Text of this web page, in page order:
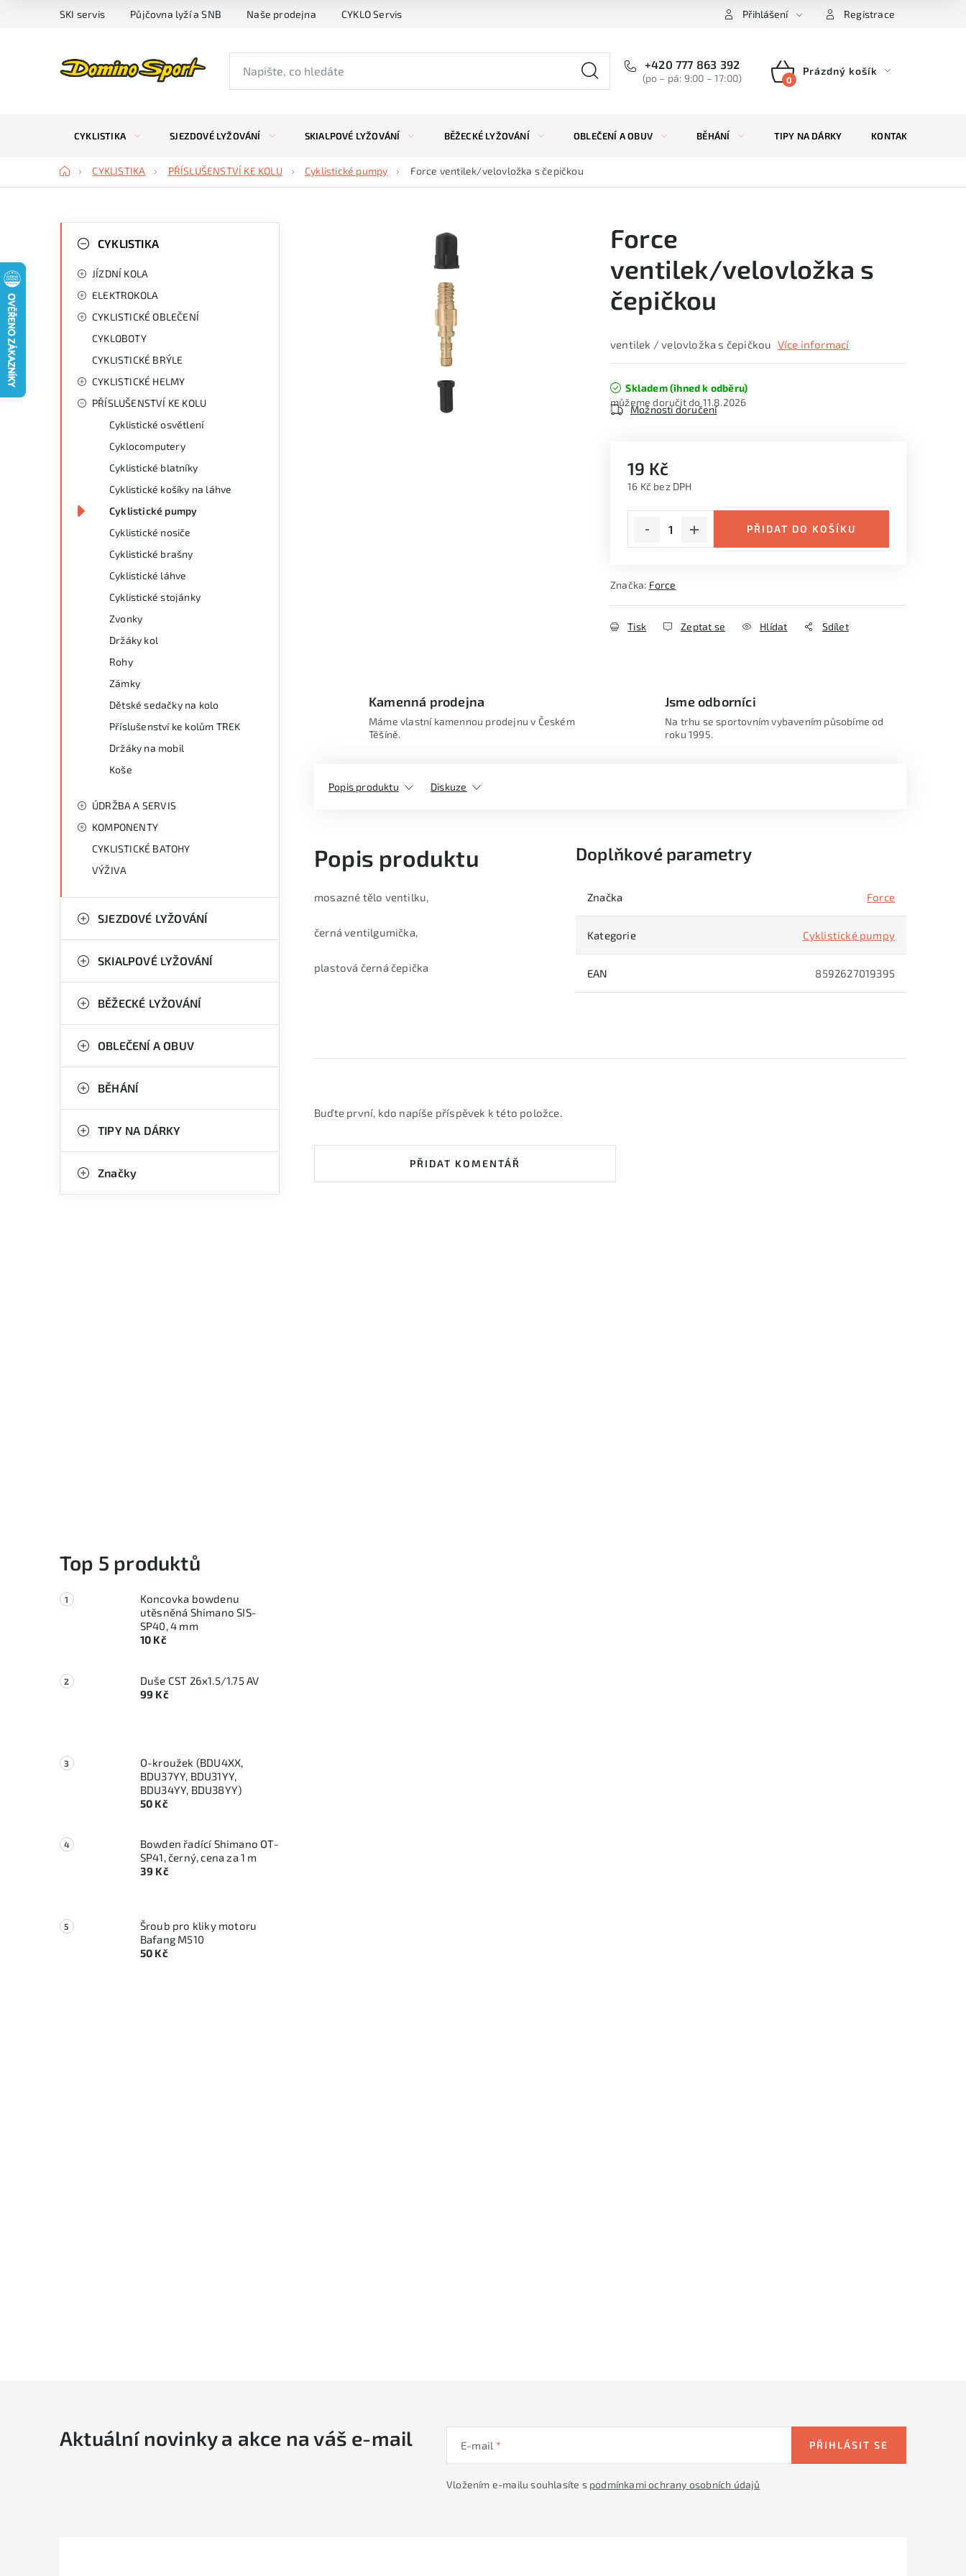
SKI servis Půjčovna lyží a SNB Naše prodejna CYKLO Servis Přihlášení Registrace
+420 777 863 392
(po – pá: 9:00 – 17:00)
NÁKUPNÍ
Prázdný košík
CYKLISTIKA SJEZDOVÉ LYŽOVÁNÍ SKIALPOVÉ LYŽOVÁNÍ BĚŽECKÉ LYŽOVÁNÍ OBLEČENÍ A OBUV BĚHÁNÍ TIPY NA DÁRKY KONTAKTY
DomůCYKLISTIKA PŘÍSLUŠENSTVÍ KE KOLU Cyklistické pumpy Force ventilek/velovložka s čepičkou
kategorieCYKLISTIKA
JÍZDNÍ KOLA
ELEKTROKOLA
CYKLISTICKÉ OBLEČENÍ
CYKLOBOTY
CYKLISTICKÉ BRÝLE
CYKLISTICKÉ HELMY
PŘÍSLUŠENSTVÍ KE KOLU
Cyklistické osvětlení
Cyklocomputery
Cyklistické blatníky
Cyklistické košíky na láhve
Cyklistické pumpy
Cyklistické nosiče
Cyklistické brašny
Cyklistické láhve
Cyklistické stojánky
Zvonky
Držáky kol
Rohy
Zámky
Dětské sedačky na kolo
Příslušenství ke kolům TREK
Držáky na mobil
Koše
ÚDRŽBA A SERVIS
KOMPONENTY
CYKLISTICKÉ BATOHY
VÝŽIVA
SJEZDOVÉ LYŽOVÁNÍ
SKIALPOVÉ LYŽOVÁNÍ
BĚŽECKÉ LYŽOVÁNÍ
OBLEČENÍ A OBUV
BĚHÁNÍ
TIPY NA DÁRKY
Značky
Top 5 produktů
Koncovka bowdenu
utěsněná Shimano SIS-
SP40, 4 mm
10 Kč
Duše CST 26x1.5/1.75 AV
99 Kč
O-kroužek (BDU4XX,
BDU37YY, BDU31YY,
BDU34YY, BDU38YY)
50 Kč
Bowden řadící Shimano OT-
SP41, černý, cena za 1 m
39 Kč
Šroub pro kliky motoru
Bafang M510
50 Kč
Force
ventilek/velovložka s
čepičkou
ventilek / velovložka s čepičkou Více informací
Skladem (ihned k odběru)
11.8.2026
Možnosti doručení
19 Kč
16 Kč bez DPH
PŘIDAT DO KOŠÍKU
Značka: Force
Tisk Zeptat se Hlídat Sdílet
Kamenná prodejna
Máme vlastní kamennou prodejnu v Českém
Těšíně.
Jsme odborníci
Na trhu se sportovním vybavením působíme od
roku 1995.
Popis produktu Diskuze
Popis produktu
mosazné tělo ventilku,
černá ventilgumička,
plastová černá čepička
Doplňkové parametry
Značka Force
Kategorie Cyklistické pumpy
EAN 8592627019395
Buďte první, kdo napíše příspěvek k této položce.
PŘIDAT KOMENTÁŘ
Aktuální novinky a akce na váš e-mail E-mail
Vložením e-mailu souhlasíte s podmínkami ochrany osobních údajů
PŘIHLÁSIT SE